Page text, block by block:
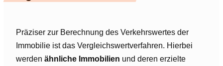
Präziser zur Berechnung des Verkehrswertes der
Immobilie ist das Vergleichswertverfahren. Hierbei
werden ähnliche Immobilien und deren erzielte